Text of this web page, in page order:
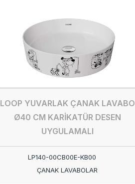
LOOP YUVARLAK ÇANAK LAVABO
Ø40 CM KARİKATÜR DESEN
UYGULAMALI
LP140-00CB00E-KB00
ÇANAK LAVABOLAR